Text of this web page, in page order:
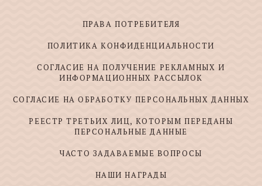
ПРАВА ПОТРЕБИТЕЛЯ
ПОЛИТИКА КОНФИДЕНЦИАЛЬНОСТИ
СОГЛАСИЕ НА ПОЛУЧЕНИЕ РЕКЛАМНЫХ И
ИНФОРМАЦИОННЫХ РАССЫЛОК
СОГЛАСИЕ НА ОБРАБОТКУ ПЕРСОНАЛЬНЫХ ДАННЫХ
РЕЕСТР ТРЕТЬИХ ЛИЦ, КОТОРЫМ ПЕРЕДАНЫ
ПЕРСОНАЛЬНЫЕ ДАННЫЕ
ЧАСТО ЗАДАВАЕМЫЕ ВОПРОСЫ
НАШИ НАГРАДЫ